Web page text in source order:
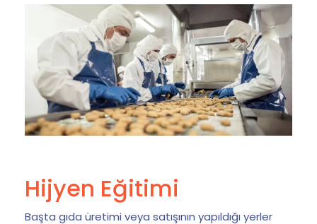
Hijyen Eğitimi
Başta gıda üretimi veya satışının yapıldığı yerler